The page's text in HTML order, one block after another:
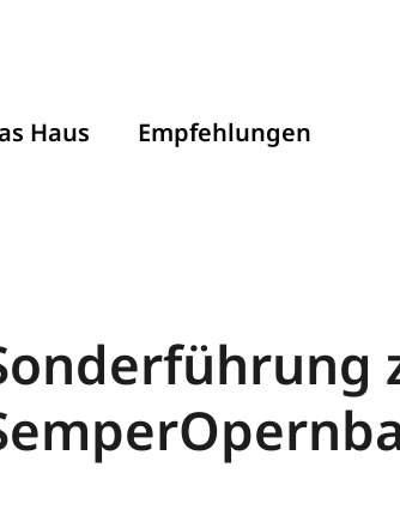
Haus Empfehlungen